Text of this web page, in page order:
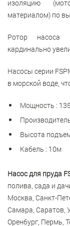
изоляцию
материалом) по
Ротор насоса
кардинально
Насосы серии
в морской воде,
Мощность :
Высота
Кабель : 10м
Насос для пруда
полива, сада и
Москва, Санкт-
Самара, Саратов,
Оренбург, Пермь,